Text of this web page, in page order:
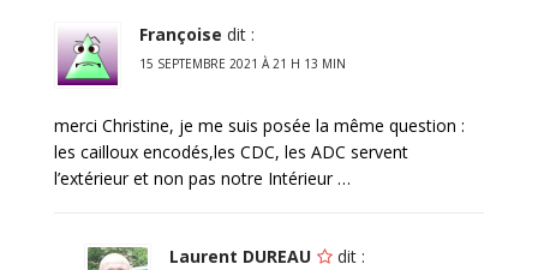
Françoise dit :
15 SEPTEMBRE 2021 À 21 H 13 MIN
merci Christine, je me suis posée la même question :
les cailloux encodés,les CDC, les ADC servent
l’extérieur et non pas notre Intérieur …
Laurent DUREAU dit :